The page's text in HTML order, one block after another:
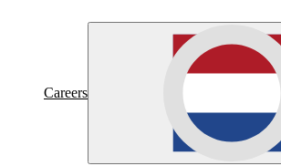
Careers